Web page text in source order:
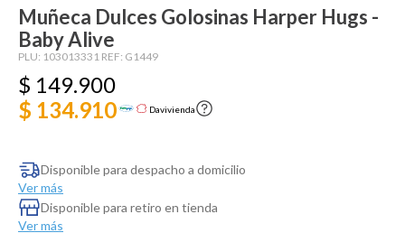
Muñeca Dulces Golosinas Harper Hugs -
Baby Alive
PLU: 103013331 REF: G1449
$ 149.900
$ 134.910
Davivienda
Disponible para despacho a domicilio
Ver más
Disponible para retiro en tienda
Ver más
Carters
Cartas Pokemon
Cuna Colecho
Dinosaurio Juguete